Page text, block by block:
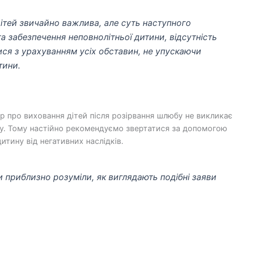
звичайно важлива, але суть наступного
неповнолітньої дитини, відсутність
з урахуванням усіх обставин, не упускаючи
виховання дітей після розірвання шлюбу не викликає
Тому настійно рекомендуємо звертатися за допомогою
від негативних наслідків.
розуміли, як виглядають подібні заяви